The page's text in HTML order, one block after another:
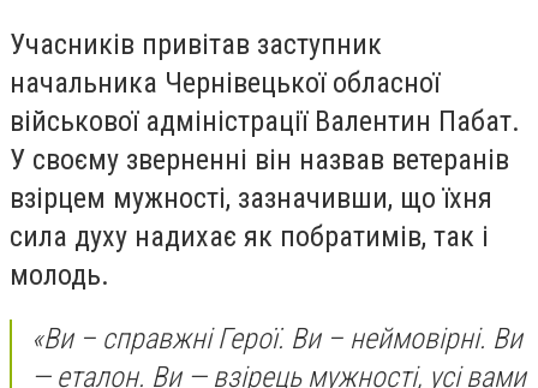
Учасників привітав заступник
начальника Чернівецької обласної
військової адміністрації Валентин Пабат.
У своєму зверненні він назвав ветеранів
взірцем мужності, зазначивши, що їхня
сила духу надихає як побратимів, так і
молодь.
«Ви – справжні Герої. Ви – неймовірні. Ви
— еталон. Ви — взірець мужності, усі вами